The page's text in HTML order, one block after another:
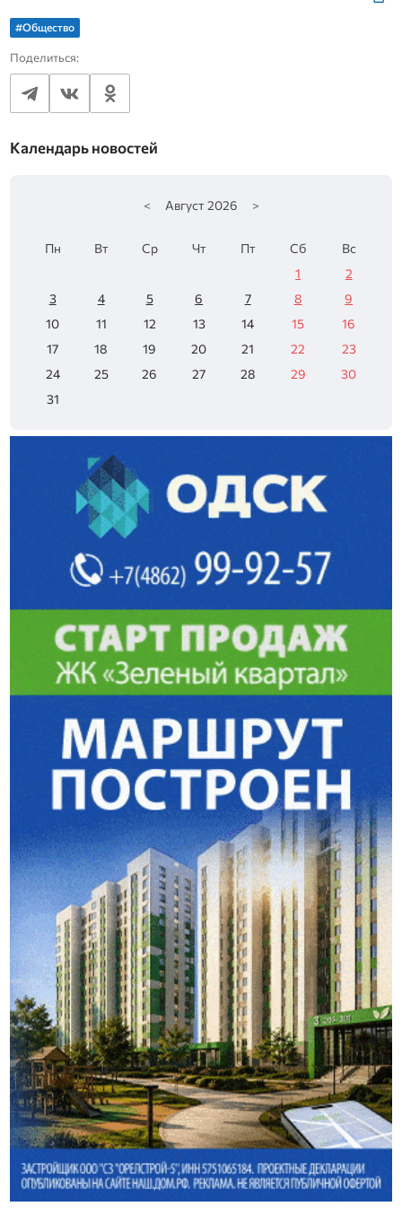
#Общество
Поделиться:
Календарь новостей
< Август 2026 >
Пн Вт Ср Чт Пт Сб
Вс
1
2
3
4 5 6 7 8
9
10
11 12 13 14 15
16
17
18 19 20 21 22
23
24
25 26 27 28 29
30
31